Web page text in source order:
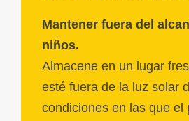
Mantener fuera del
niños.
Almacene en un lugar
esté fuera de la luz solar
condiciones en las que el